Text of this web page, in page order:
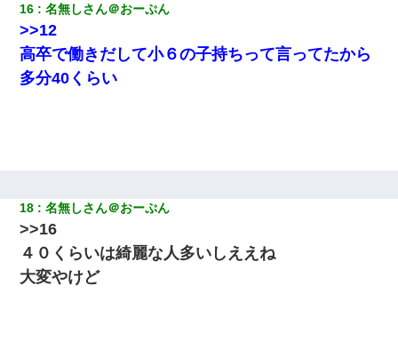
クラスで一人無口で誰とも話さない男子がいた。→修学旅行に来
なかったその男子に女子達がお土産を渡した。5分後…
16 名無しさん＠おーぷん
>>12
高卒で働きだして小６の子持ちって言ってたから
多分40くらい
18 名無しさん＠おーぷん
>>16
４０くらいは綺麗な人多いしええね
大変やけど